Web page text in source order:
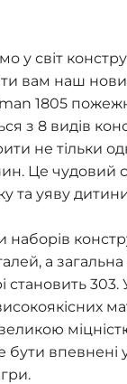
у світ
вам наш
1805
з 8 видів
не тільки
Це чудовий
та уяву
а загальна
303.
впевнені